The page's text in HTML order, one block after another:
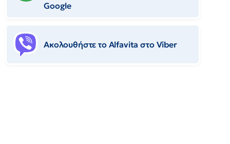
Google
Ακολουθήστε το Αlfavita στο Viber